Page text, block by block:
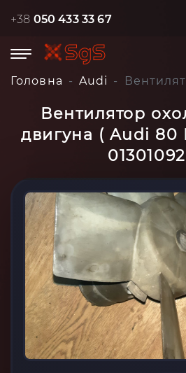
+38 050 433 33 67
Головна Audi
Вентилятор
двигуна ( Audi 80